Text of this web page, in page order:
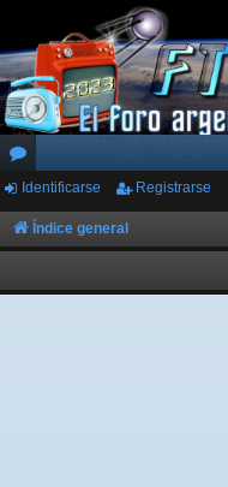
or
os
Identificarse Registrarse
Índice general